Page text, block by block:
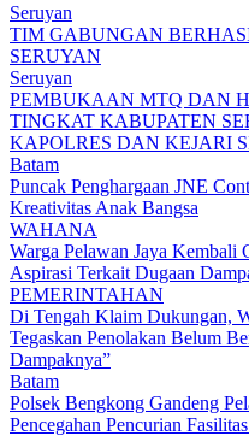
Seruyan
TIM GABUNGAN
SERUYAN
Seruyan
PEMBUKAAN MTQ DAN
TINGKAT KABUPATEN
KAPOLRES DAN KEJARI
Batam
Puncak Penghargaan JNE
Kreativitas Anak Bangsa
WAHANA
Warga Pelawan Jaya Kembali
Aspirasi Terkait Dugaan
PEMERINTAHAN
Di Tengah Klaim Dukungan,
Tegaskan Penolakan Belum
Dampaknya”
Batam
Polsek Bengkong Gandeng
Pencegahan Pencurian